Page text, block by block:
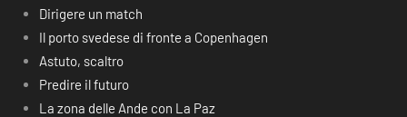
Dirigere un match
Il porto svedese di fronte a Copenhagen
Astuto, scaltro
Predire il futuro
La zona delle Ande con La Paz